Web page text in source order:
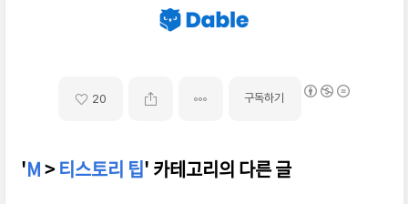
20 구독하기
'M>티스토리 팁' 카테고리의 다른 글